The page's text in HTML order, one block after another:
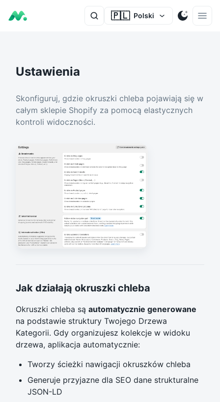
🇵🇱 Polski
Ustawienia
Skonfiguruj, gdzie okruszki chleba pojawiają się w
całym sklepie Shopify za pomocą elastycznych
kontroli widoczności.
Jak działają okruszki chleba
Okruszki chleba są automatycznie generowane
na podstawie struktury Twojego Drzewa
Kategorii. Gdy organizujesz kolekcje w widoku
drzewa, aplikacja automatycznie:
Tworzy ścieżki nawigacji okruszków chleba
Generuje przyjazne dla SEO dane strukturalne
JSON-LD